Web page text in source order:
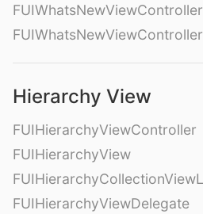
Hierarchy View
FUIHierarchyViewController
FUIHierarchyView
FUIHierarchyViewDelegate